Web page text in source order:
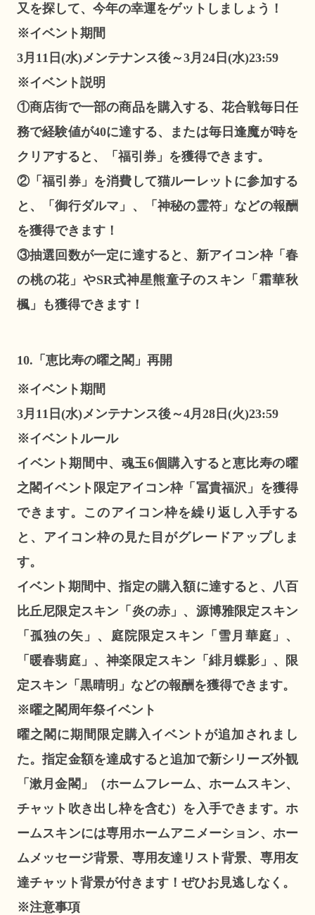
又を探して、今年の幸運をゲットしましょう！
※イベント期間
3月11日(水)メンテナンス後～3月24日(水)23:59
※イベント説明
①商店街で一部の商品を購入する、花合戦毎日任
務で経験値が40に達する、または毎日逢魔が時を
クリアすると、「福引券」を獲得できます。
②「福引券」を消費して猫ルーレットに参加する
と、「御行ダルマ」、「神秘の霊符」などの報酬
を獲得できます！
③抽選回数が一定に達すると、新アイコン枠「春
の桃の花」やSR式神星熊童子のスキン「霜華秋
楓」も獲得できます！
10.「恵比寿の曜之閣」再開
※イベント期間
3月11日(水)メンテナンス後～4月28日(火)23:59
※イベントルール
イベント期間中、魂玉6個購入すると恵比寿の曜
之閣イベント限定アイコン枠「冨貴福沢」を獲得
できます。このアイコン枠を繰り返し入手する
と、アイコン枠の見た目がグレードアップしま
す。
イベント期間中、指定の購入額に達すると、八百
比丘尼限定スキン「炎の赤」、源博雅限定スキン
「孤独の矢」、庭院限定スキン「雪月華庭」、
「暖春翡庭」、神楽限定スキン「緋月蝶影」、限
定スキン「黒晴明」などの報酬を獲得できます。
※曜之閣周年祭イベント
曜之閣に期間限定購入イベントが追加されまし
た。指定金額を達成すると追加で新シリーズ外観
「漱月金閣」（ホームフレーム、ホームスキン、
チャット吹き出し枠を含む）を入手できます。ホ
ームスキンには専用ホームアニメーション、ホー
ムメッセージ背景、専用友達リスト背景、専用友
達チャット背景が付きます！ぜひお見逃しなく。
※注意事項